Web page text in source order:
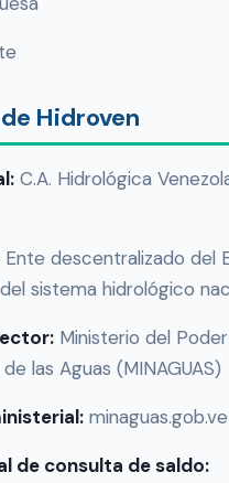
Hidroven
C.A. Hidrológica
Ente descentralizado del
sistema hidrológico
Ministerio del
las Aguas (MINAGUAS)
minaguas.gob.ve
de consulta de saldo: